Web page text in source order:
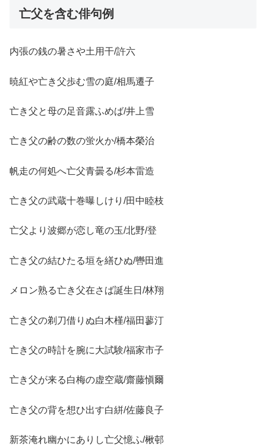
亡父を含む俳句例
内張の銭の暑さや土用干/許六
暁紅や亡き父歩む雪の庭/相馬遷子
亡き父と母の足音露ふめば/井上雪
亡き父の齢の数の蛍火か/橋本榮治
帆走の何処へ亡父青曇る/杉本雷造
亡き父の武蔵十巻曝しけり/田中睦枝
亡父より波郷が恋し竜の玉/北野/登
亡き父の結ひたる垣を繕ひぬ/轡田進
メロン熟る亡き父在さば誕生日/林翔
亡き父の剃刀借りぬ白木槿/福田蓼汀
亡き父の時計を腕に大試験/福家市子
亡き父が来る白梅の虚空蔵/齋藤愼爾
亡き父の背を想ひ出す白絣/佐藤良子
新茶淹れ幽かにありし亡父憶ふ/楸邨